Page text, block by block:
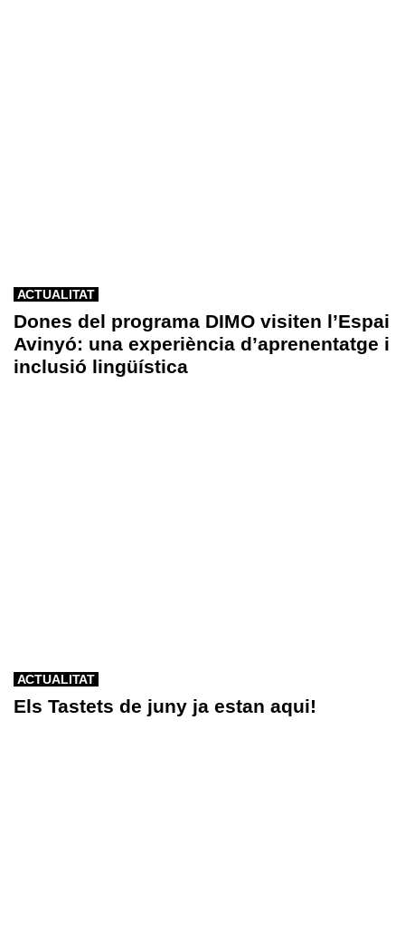
ACTUALITAT
Dones del programa DIMO visiten l’Espai
Avinyó: una experiència d’aprenentatge i
inclusió lingüística
ACTUALITAT
Els Tastets de juny ja estan aqui!